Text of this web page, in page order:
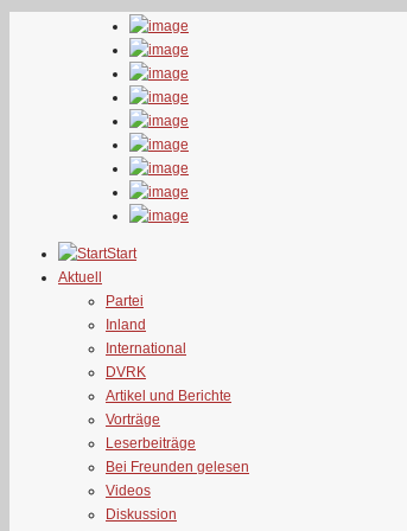
Start
Aktuell
Partei
Inland
International
DVRK
Artikel und Berichte
Vorträge
Leserbeiträge
Bei Freunden gelesen
Videos
Diskussion